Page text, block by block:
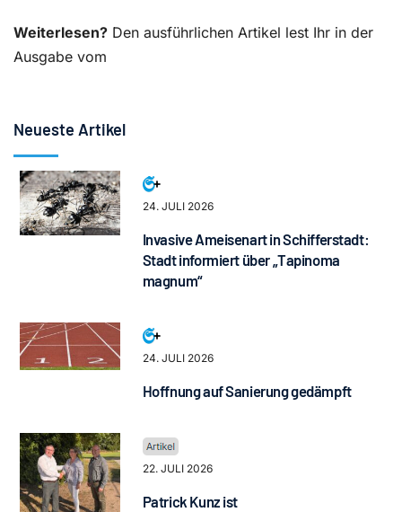
Weiterlesen? Den ausführlichen Artikel lest Ihr in der
Ausgabe vom
Neueste Artikel
24. JULI 2026
Invasive Ameisenart in Schifferstadt:
Stadt informiert über „Tapinoma
magnum“
24. JULI 2026
Hoffnung auf Sanierung gedämpft
22. JULI 2026
Patrick Kunz ist